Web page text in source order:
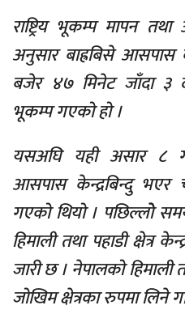
राष्ट्रिय भूकम्प मापन
अनुसार बाह्रबिसे
बजेर ४७ मिनेट जाँदा
भूकम्प गएको हो ।
यसअघि यही असार ८
आसपास केन्द्रबिन्दु
गएको थियो । पछिल्लोे
हिमाली तथा पहाडी क्षेत्र
जारी छ । नेपालको हिमाली
जोखिम क्षेत्रका रुपमा लिने